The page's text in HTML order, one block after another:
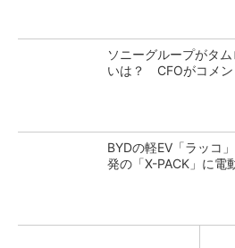
ソニーグループがタ
いは？ CFOがコメン
BYDの軽EV「ラッコ
発の「X-PACK」に電